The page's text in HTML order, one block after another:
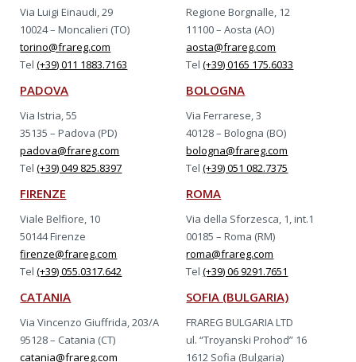
Via Luigi Einaudi, 29
10024 – Moncalieri (TO)
torino@frareg.com
Tel(+39) 011 1883.7163
Regione Borgnalle, 12
11100 – Aosta (AO)
aosta@frareg.com
Tel(+39) 0165 175.6033
PADOVA
Via Istria, 55
35135 – Padova (PD)
padova@frareg.com
Tel(+39) 049 825.8397
BOLOGNA
Via Ferrarese, 3
40128 – Bologna (BO)
bologna@frareg.com
Tel(+39) 051 082.7375
FIRENZE
Viale Belfiore, 10
50144 Firenze
firenze@frareg.com
Tel(+39) 055.0317.642
ROMA
Via della Sforzesca, 1, int.1
00185 – Roma (RM)
roma@frareg.com
Tel(+39) 06 9291.7651
CATANIA
Via Vincenzo Giuffrida, 203/A
95128 – Catania (CT)
catania@frareg.com
SOFIA (BULGARIA)
FRAREG BULGARIA LTD
ul. “Troyanski Prohod” 16
1612 Sofia (Bulgaria)